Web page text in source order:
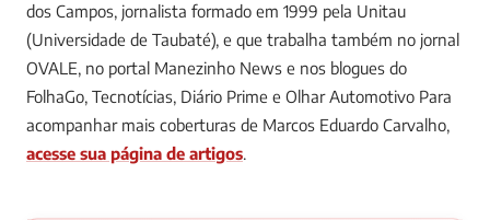
dos Campos, jornalista formado em 1999 pela Unitau
(Universidade de Taubaté), e que trabalha também no jornal
OVALE, no portal Manezinho News e nos blogues do
FolhaGo, Tecnotícias, Diário Prime e Olhar Automotivo Para
acompanhar mais coberturas de Marcos Eduardo Carvalho,
acesse sua página de artigos.